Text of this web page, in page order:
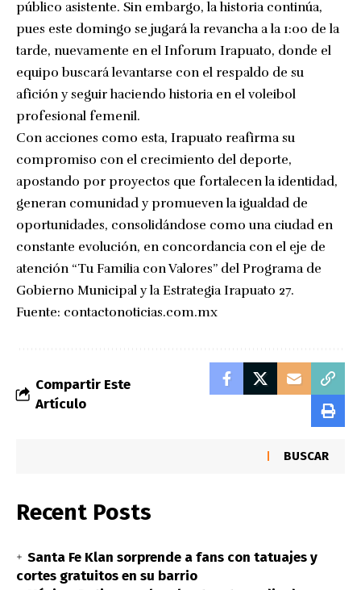
público asistente. Sin embargo, la historia continúa,
pues este domingo se jugará la revancha a la 1:00 de la
tarde, nuevamente en el Inforum Irapuato, donde el
equipo buscará levantarse con el respaldo de su
afición y seguir haciendo historia en el voleibol
profesional femenil.
Con acciones como esta, Irapuato reafirma su
compromiso con el crecimiento del deporte,
apostando por proyectos que fortalecen la identidad,
generan comunidad y promueven la igualdad de
oportunidades, consolidándose como una ciudad en
constante evolución, en concordancia con el eje de
atención “Tu Familia con Valores” del Programa de
Gobierno Municipal y la Estrategia Irapuato 27.
Fuente: contactonoticias.com.mx
Compartir Este
Artículo
BUSCAR
Recent Posts
Santa Fe Klan sorprende a fans con tatuajes y
cortes gratuitos en su barrio